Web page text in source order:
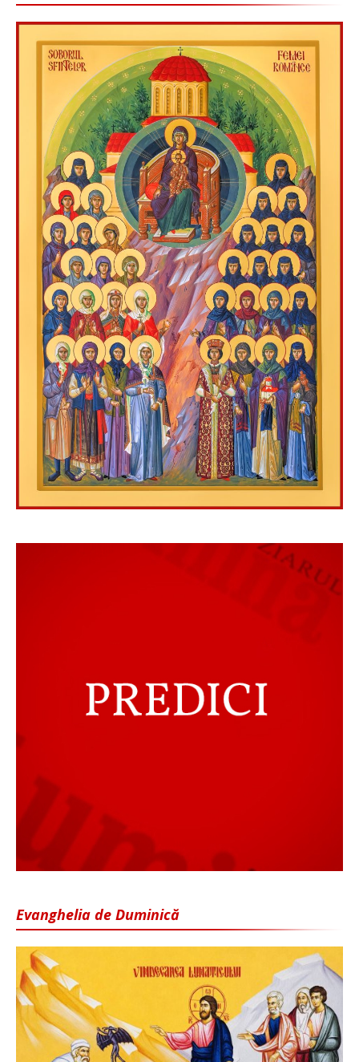
Evanghelia de Duminică